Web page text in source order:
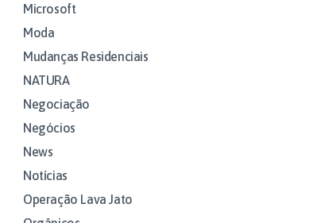
Microsoft
Moda
Mudanças Residenciais
NATURA
Negociação
Negócios
News
Notícias
Operação Lava Jato